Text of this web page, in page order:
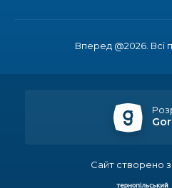
епідеміолог, зоолог
Літо, враження,
Кабмін запровадив
Вперед @2026. Всі
Сайт створено